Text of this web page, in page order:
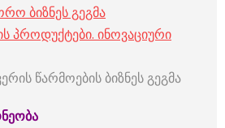
ბიზნეს გეგმა
პროდუქტები. ინოვაციური
წარმოების ბიზნეს გეგმა